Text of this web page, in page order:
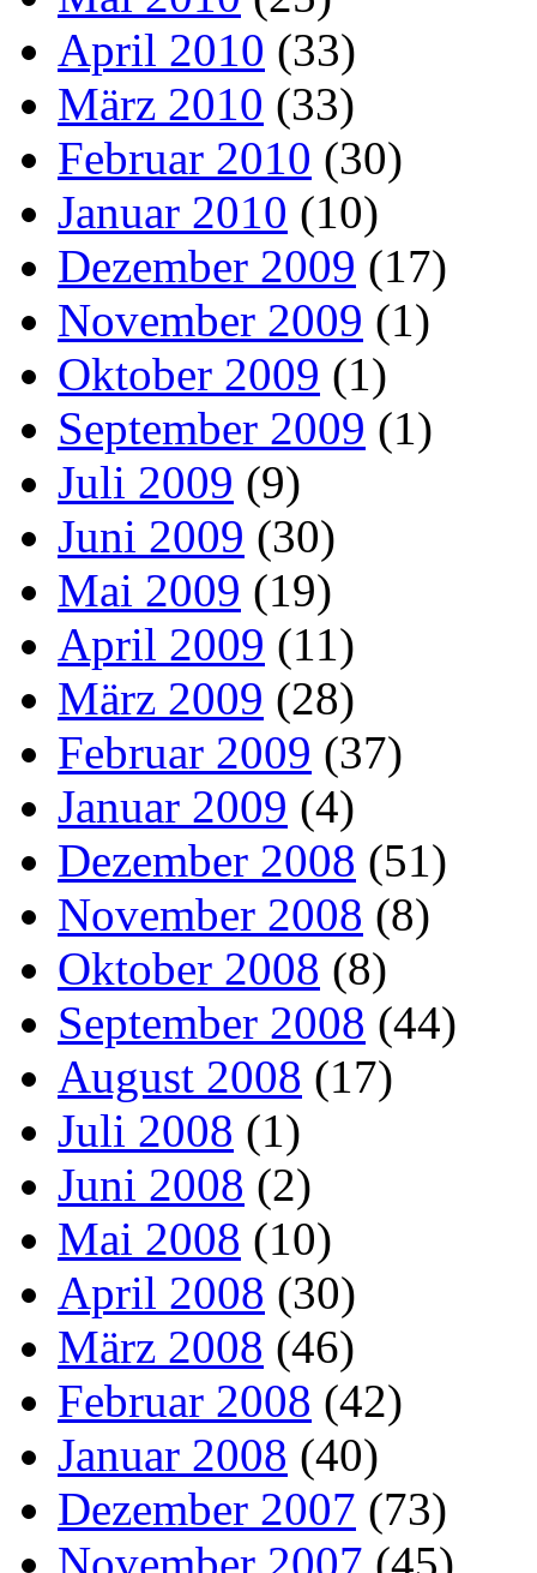
April 2010 (33)
März 2010 (33)
Februar 2010 (30)
Januar 2010 (10)
Dezember 2009 (17)
November 2009 (1)
Oktober 2009 (1)
September 2009 (1)
Juli 2009 (9)
Juni 2009 (30)
Mai 2009 (19)
April 2009 (11)
März 2009 (28)
Februar 2009 (37)
Januar 2009 (4)
Dezember 2008 (51)
November 2008 (8)
Oktober 2008 (8)
September 2008 (44)
August 2008 (17)
Juli 2008 (1)
Juni 2008 (2)
Mai 2008 (10)
April 2008 (30)
März 2008 (46)
Februar 2008 (42)
Januar 2008 (40)
Dezember 2007 (73)
November 2007 (45)